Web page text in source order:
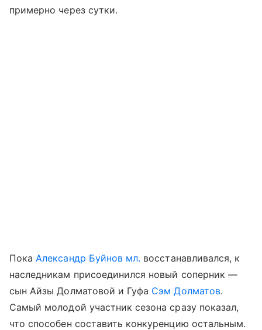
примерно через сутки.
Пока Александр Буйнов мл. восстанавливался, к
наследникам присоединился новый соперник —
сын Айзы Долматовой и Гуфа Сэм Долматов.
Самый молодой участник сезона сразу показал,
что способен составить конкуренцию остальным.